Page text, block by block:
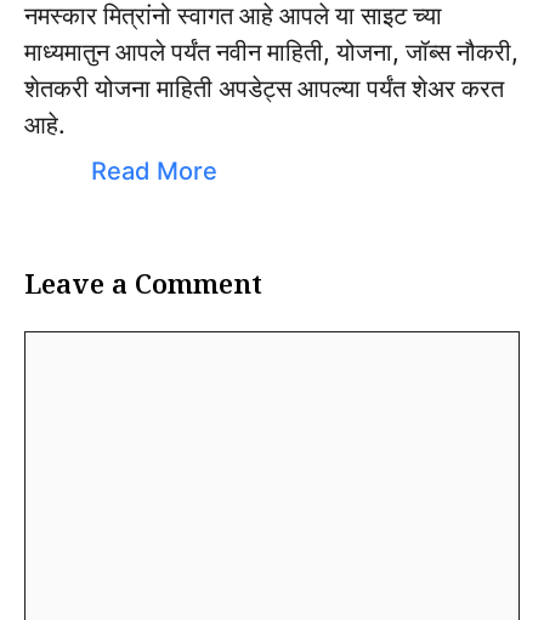
नमस्कार मित्रांनो स्वागत आहे आपले या साइट च्या
माध्यमातुन आपले पर्यंत नवीन माहिती, योजना, जॉब्स नौकरी,
शेतकरी योजना माहिती अपडेट्स आपल्या पर्यंत शेअर करत
आहे.
Read More
Leave a Comment